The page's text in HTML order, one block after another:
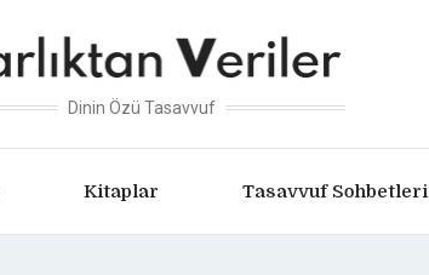
Dinin Özü Tasavvuf
Kitaplar Tasavvuf Sohbetleri